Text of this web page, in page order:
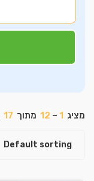
OpenStreetMapcontributors
מציג 1
–
12 מתוך 17
Default sorting